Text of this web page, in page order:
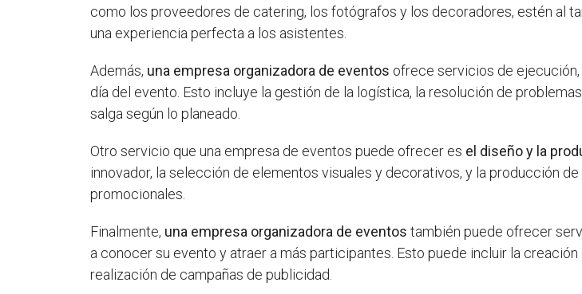
como los proveedores de catering, los fotógrafos y los decoradores, estén al
una experiencia perfecta a los asistentes.
Además, una empresa organizadora de eventos ofrece servicios de ejecución,
día del evento. Esto incluye la gestión de la logística, la resolución de
salga según lo planeado.
Otro servicio que una empresa de eventos puede ofrecer es el diseño y la
innovador, la selección de elementos visuales y decorativos, y la producción
promocionales.
Finalmente, una empresa organizadora de eventos también puede ofrecer
a conocer su evento y atraer a más participantes. Esto puede incluir la
realización de campañas de publicidad.